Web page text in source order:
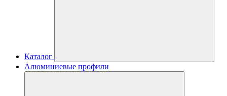
Каталог
Алюминиевые профили